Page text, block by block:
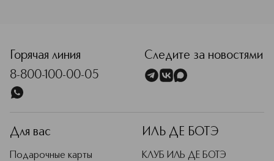
Горячая линия
8-800-100-00-05
Следите за новостями
Для вас
Подарочные карты
ИЛЬ ДЕ БОТЭ
КЛУБ ИЛЬ ДЕ БОТЭ